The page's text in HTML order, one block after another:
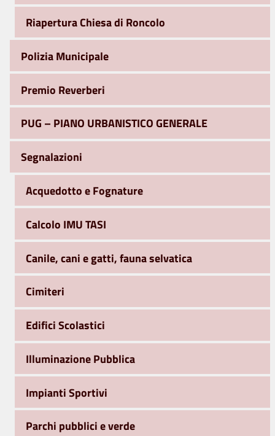
Riapertura Chiesa di Roncolo
Polizia Municipale
Premio Reverberi
PUG – PIANO URBANISTICO GENERALE
Segnalazioni
Acquedotto e Fognature
Calcolo IMU TASI
Canile, cani e gatti, fauna selvatica
Cimiteri
Edifici Scolastici
Illuminazione Pubblica
Impianti Sportivi
Parchi pubblici e verde